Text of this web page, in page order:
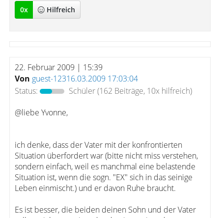
0x Hilfreich
22. Februar 2009 | 15:39
Von guest-12316.03.2009 17:03:04
Status:
Schüler(162 Beiträge, 10x hilfreich)
@liebe Yvonne,
ich denke, dass der Vater mit der konfrontierten
Situation überfordert war (bitte nicht miss verstehen,
sondern einfach, weil es manchmal eine belastende
Situation ist, wenn die sogn. "EX" sich in das seinige
Leben einmischt.) und er davon Ruhe braucht.
Es ist besser, die beiden deinen Sohn und der Vater